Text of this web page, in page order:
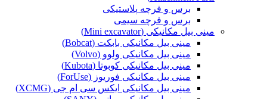
برس و فرچه پلاستیکی
برس و فرچه سیمی
مینی بیل مکانیکی (Mini excavator)
مینی بیل مکانیکی بابکت (Bobcat)
مینی بیل مکانیکی ولوو (Volvo)
مینی بیل مکانیکی کوبوتا (Kubota)
مینی بیل مکانیکی فوریوز (ForUse)
مینی بیل مکانیکی ایکس سی ام جی (XCMG)